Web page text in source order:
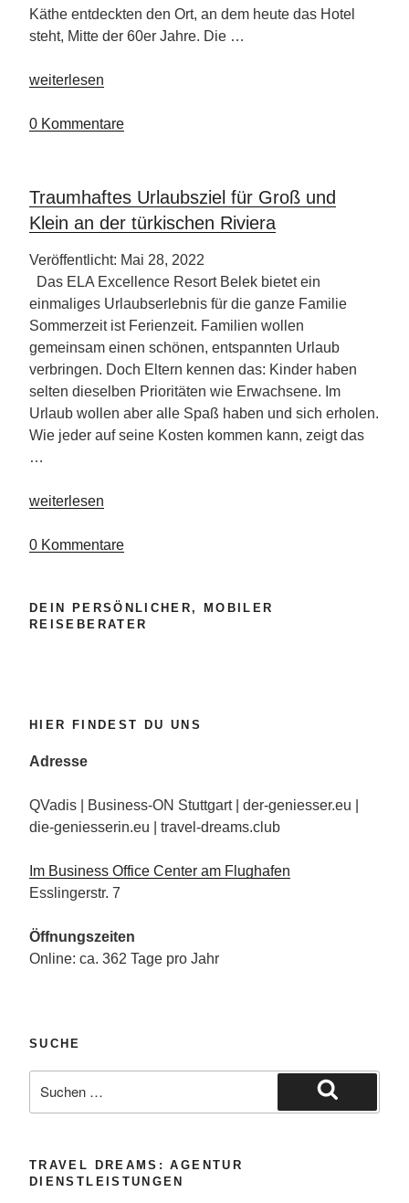
Käthe entdeckten den Ort, an dem heute das Hotel
steht, Mitte der 60er Jahre. Die …
„OCÉANO
Spa
weiterlesen
0 Kommentare
Traumhaftes Urlaubsziel für Groß und
Klein an der türkischen Riviera
Veröffentlicht: Mai 28, 2022
Das ELA Excellence Resort Belek bietet ein
einmaliges Urlaubserlebnis für die ganze Familie
Sommerzeit ist Ferienzeit. Familien wollen
gemeinsam einen schönen, entspannten Urlaub
verbringen. Doch Eltern kennen das: Kinder haben
selten dieselben Prioritäten wie Erwachsene. Im
Urlaub wollen aber alle Spaß haben und sich erholen.
Wie jeder auf seine Kosten kommen kann, zeigt das
…
„Traumhaftes
für
Klein
an
weiterlesen
0 Kommentare
DEIN PERSÖNLICHER, MOBILER
REISEBERATER
HIER FINDEST DU UNS
Adresse
QVadis | Business-ON Stuttgart | der-geniesser.eu |
die-geniesserin.eu | travel-dreams.club
Im Business Office Center am Flughafen
Esslingerstr. 7
Öffnungszeiten
Online: ca. 362 Tage pro Jahr
SUCHE
nach:
Suchen
TRAVEL DREAMS: AGENTUR
DIENSTLEISTUNGEN